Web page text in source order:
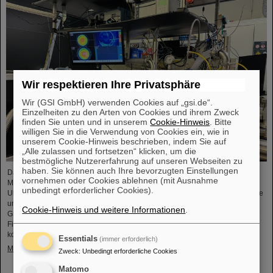
Das Projekt „Innovationspartnerschaft für Hochfluss-EUV-Strahlquellen in
Metrologie und Bildgebung (InnoEUV)” entwickelt lasergetriebene Extreme-
Ultraviolett-(EUV)-Strahlquellen gezielt weiter für Anwendungen in Metrologie
und Bildgebung. Die Kooperation von Helmholtz Institut Jena (HI-Jena) und
GSI Helmholtzzentrum für Schwerionenforschung in Darmstadt mit der Active
Fiber Systems GmbH (AFS) soll die Überführung in anwendungsnahe und
kommerzielle Anwendungen beschleunigen.
Mehr »
Wir respektieren Ihre Privatsphäre
Wir (GSI GmbH) verwenden Cookies auf „gsi.de“.
Einzelheiten zu den Arten von Cookies und ihrem Zweck
finden Sie unten und in unseremCookie-Hinweis . Bitte
willigen Sie in die Verwendung von Cookies ein, wie in
unserem Cookie-Hinweis beschrieben, indem Sie auf
„Alle zulassen und fortsetzen“ klicken, um die
bestmögliche Nutzererfahrung auf unseren Webseiten zu
haben. Sie können auch Ihre bevorzugten Einstellungen
vornehmen oder Cookies ablehnen (mit Ausnahme
unbedingt erforderlicher Cookies).
Cookie-Hinweis und weitere Informationen
Essentials (immer erforderlich)
Zweck: Unbedingt erforderliche Cookies
Matomo